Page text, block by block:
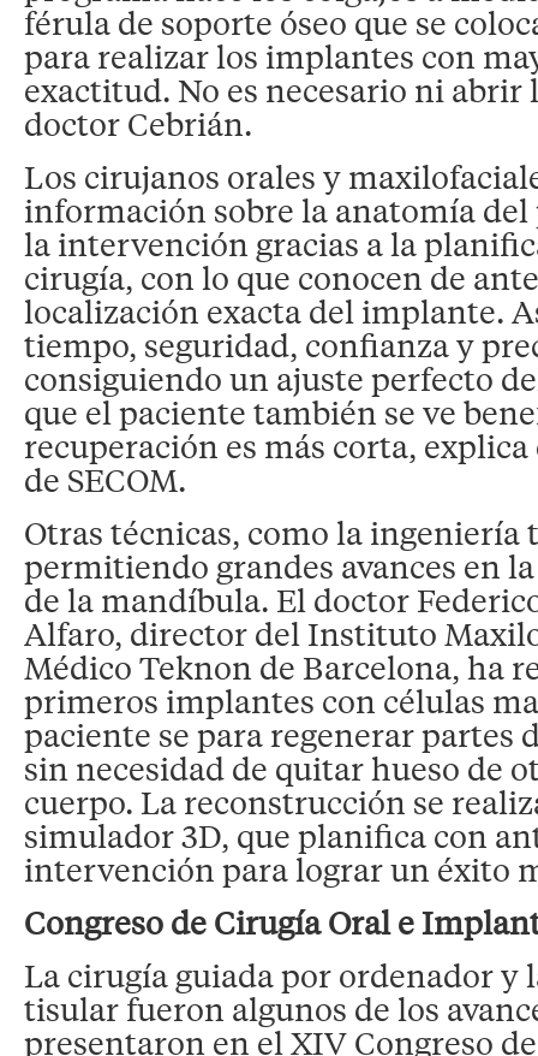
férula de soporte óseo que se
para realizar los implantes con
exactitud. No es necesario ni abrir
doctor Cebrián.
Los cirujanos orales y
información sobre la anatomía del
la intervención gracias a la
cirugía, con lo que conocen de
localización exacta del implante.
tiempo, seguridad, confianza y
consiguiendo un ajuste perfecto
que el paciente también se ve
recuperación es más corta,
de SECOM.
Otras técnicas, como la ingeniería
permitiendo grandes avances en
de la mandíbula. El doctor
Alfaro, director del Instituto
Médico Teknon de Barcelona, ha
primeros implantes con células
paciente se para regenerar partes
sin necesidad de quitar hueso de
cuerpo. La reconstrucción se
simulador 3D, que planifica con
intervención para lograr un éxito
Congreso de Cirugía Oral e
La cirugía guiada por ordenador y
tisular fueron algunos de los
presentaron en el XIV Congreso